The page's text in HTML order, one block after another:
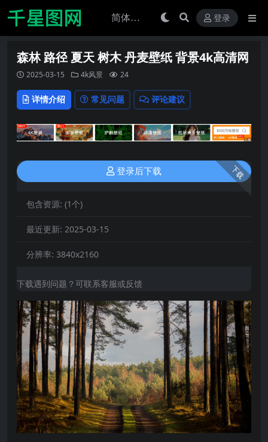
登录
森林 路径 夏天 树木 丹麦壁纸 背景4k高清网
2025-03-15 4k风景 24
详情介绍 常见问题 评论建议
下载
登录后下载
包含资源: (1个)
最近更新: 2025-03-15
分辨率: 3840x2160
下载遇到问题？可联系客服或反馈